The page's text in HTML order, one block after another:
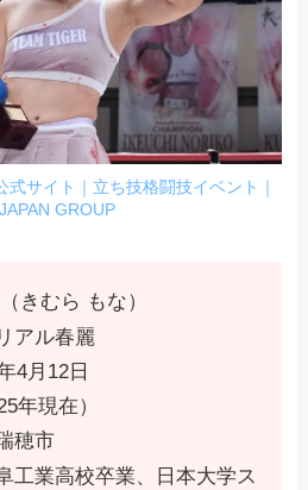
サイト｜立ち技格闘技イベント｜
GROUP
きむら もな）
アル春麗
4月12日
年現在）
穂市
工業高校卒業、日本大学ス